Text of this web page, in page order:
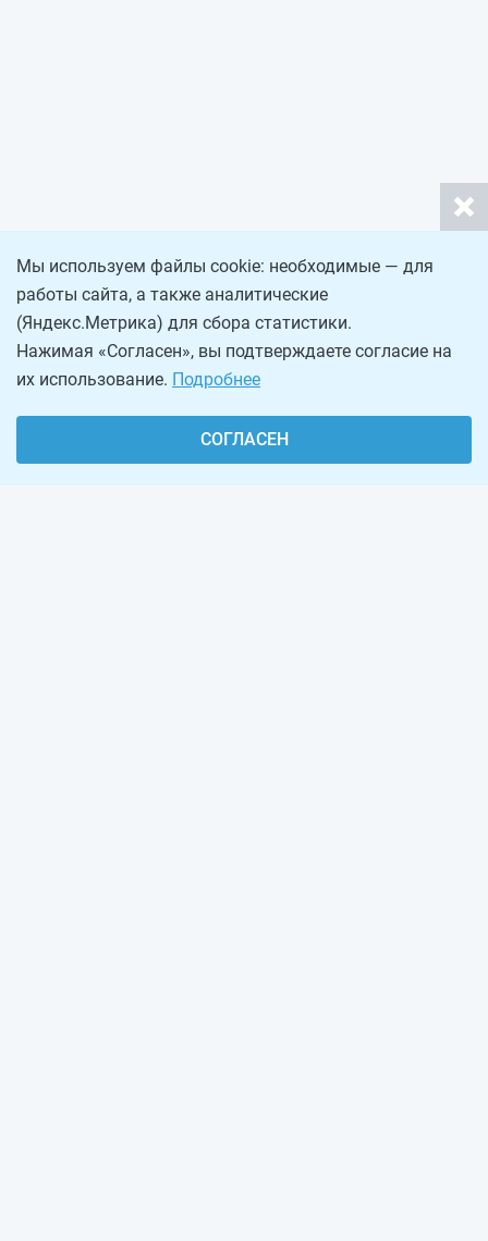
Мы используем файлы cookie: необходимые — для
работы сайта, а также аналитические
(Яндекс.Метрика) для сбора статистики.
Нажимая «Согласен», вы подтверждаете согласие на
их использование. Подробнее
СОГЛАСЕН